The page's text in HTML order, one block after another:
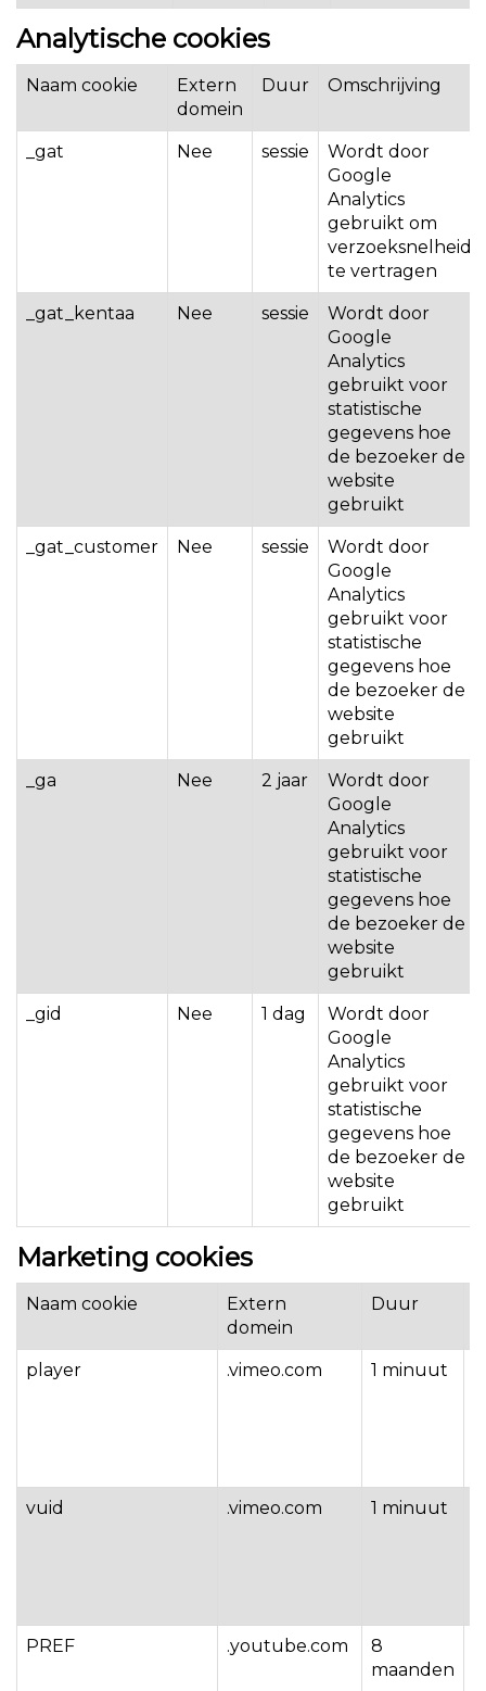
Analytische cookies
Naam cookie
Extern
domein
Duur Omschrijving
_gat Nee sessie
Wordt door
Google
Analytics
gebruikt om
verzoeksnelheid
te vertragen
_gat_kentaa Nee sessie
Wordt door
Google
Analytics
gebruikt voor
statistische
gegevens hoe
de bezoeker de
website
gebruikt
_gat_customer Nee sessie
Wordt door
Google
Analytics
gebruikt voor
statistische
gegevens hoe
de bezoeker de
website
gebruikt
_ga Nee 2 jaar
Wordt door
Google
Analytics
gebruikt voor
statistische
gegevens hoe
de bezoeker de
website
gebruikt
_gid Nee 1 dag
Wordt door
Google
Analytics
gebruikt voor
statistische
gegevens hoe
de bezoeker de
website
gebruikt
Marketing cookies
Naam cookie
Extern
domein
Duur
player .vimeo.com 1 minuut
vuid .vimeo.com 1 minuut
PREF .youtube.com
8
maanden